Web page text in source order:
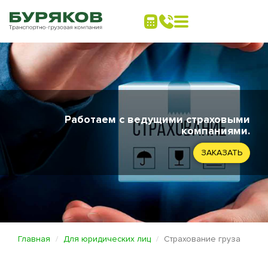
Работаем с ведущими страховыми
компаниями.
ЗАКАЗАТЬ
Главная Для юридических лиц Страхование груза